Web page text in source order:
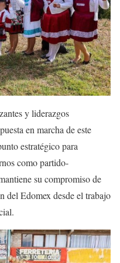
y liderazgos
en marcha de este
estratégico para
como partido-
su compromiso de
del Edomex desde el trabajo